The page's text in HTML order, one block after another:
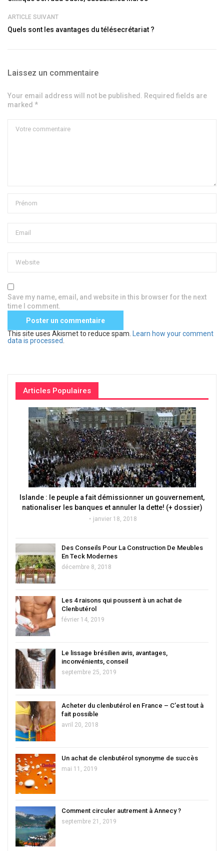
ARTICLE SUIVANT
Quels sont les avantages du télésecrétariat ?
Laissez un commentaire
Your email address will not be published. Required fields are
marked *
Save my name, email, and website in this browser for the next
time I comment.
This site uses Akismet to reduce spam.
Learn how your comment
data is processed
Articles Populaires
Islande : le peuple a fait démissionner un gouvernement,
nationaliser les banques et annuler la dette! (+ dossier)
janvier 18, 2018
Des Conseils Pour La Construction De Meubles
En Teck Modernes
décembre 8, 2018
Les 4 raisons qui poussent à un achat de
Clenbutérol
février 14, 2019
Le lissage brésilien avis, avantages,
inconvénients, conseil
septembre 25, 2019
Acheter du clenbutérol en France – C’est tout à
fait possible
avril 20, 2018
Un achat de clenbutérol synonyme de succès
mai 11, 2019
Comment circuler autrement à Annecy ?
septembre 21, 2019